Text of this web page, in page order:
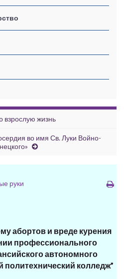
взрослую жизнь
во имя Св. Луки Войно-
руки
абортов и вреде курения
профессионального
автономного
политехнический колледж”